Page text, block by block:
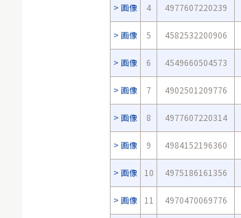
画像 4 4977607220239
画像 5 4582532200906
画像 6 4549660504573
画像 7 4902501209776
画像 8 4977607220314
画像 9 4984152196360
画像 10 4975186161356
画像 11 4970470069776